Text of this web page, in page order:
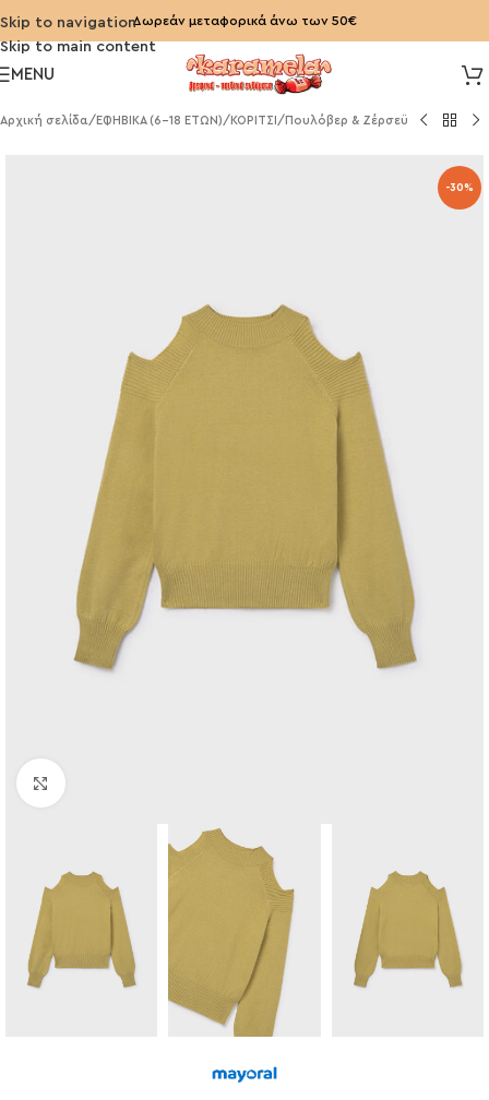
Skip to navigation
Skip to main content
Δωρεάν μεταφορικά άνω των 50€
MENU
Αρχική σελίδα/ ΕΦΗΒΙΚΑ (6-18 ΕΤΩΝ)/ ΚΟΡΙΤΣΙ / Πουλόβερ & Ζέρσεϋ
-30%